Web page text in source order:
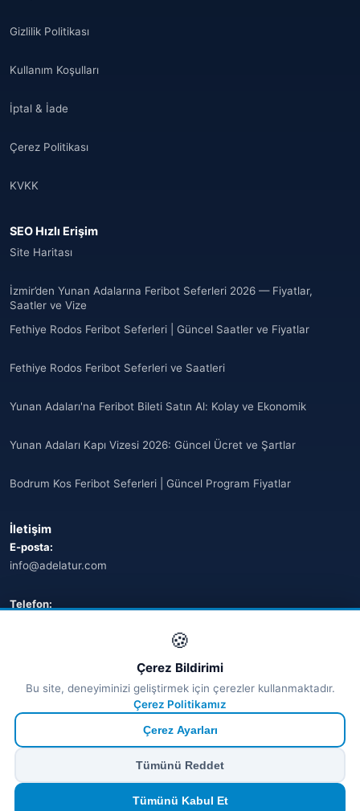
Gizlilik Politikası
Kullanım Koşulları
İptal & İade
Çerez Politikası
KVKK
SEO Hızlı Erişim
Site Haritası
İzmir’den Yunan Adalarına Feribot Seferleri 2026 — Fiyatlar,
Saatler ve Vize
Fethiye Rodos Feribot Seferleri | Güncel Saatler ve Fiyatlar
Fethiye Rodos Feribot Seferleri ve Saatleri
Yunan Adaları'na Feribot Bileti Satın Al: Kolay ve Ekonomik
Yunan Adaları Kapı Vizesi 2026: Güncel Ücret ve Şartlar
Bodrum Kos Feribot Seferleri | Güncel Program Fiyatlar
İletişim
E-posta:
info@adelatur.com
Telefon:
💬 WhatsApp
€ EUR $ USD
🍪
Çerez Bildirimi
Bu site, deneyiminizi geliştirmek için çerezler kullanmaktadır.
Çerez Politikamız
Çerez Ayarları
Tümünü Reddet
Tümünü Kabul Et